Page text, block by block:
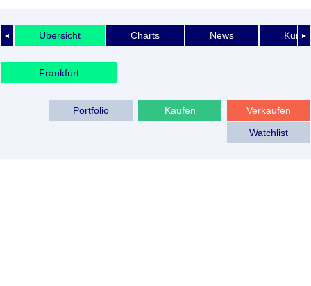
◄ ►
Übersicht Charts News
Frankfurt
Verkaufen
Kaufen
Portfolio
Watchlist